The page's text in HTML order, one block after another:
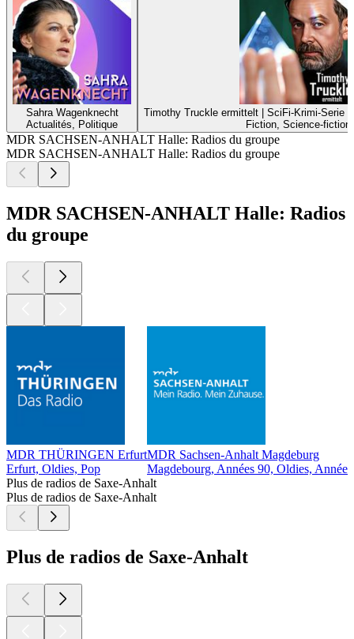
Sahra Wagenknecht
Actualités, Politique
Timothy Truckle ermittelt | SciFi-Krimi-Serie
Fiction, Science-fiction
MDR SACHSEN-ANHALT Halle: Radios du groupe
MDR SACHSEN-ANHALT Halle: Radios du groupe
MDR SACHSEN-ANHALT Halle: Radios
du groupe
MDR THÜRINGEN Erfurt
Erfurt, Oldies, Pop
MDR Sachsen-Anhalt Magdeburg
Magdebourg, Années 90, Oldies,
Plus de radios de Saxe-Anhalt
Plus de radios de Saxe-Anhalt
Plus de radios de Saxe-Anhalt